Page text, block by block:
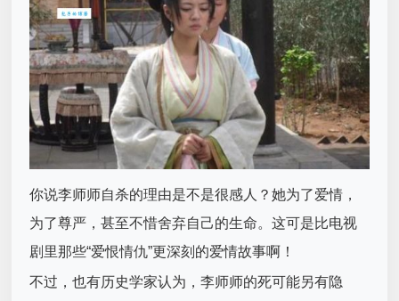
你说李师师自杀的理由是不是很感人？她为了爱情，
为了尊严，甚至不惜舍弃自己的生命。这可是比电视
剧里那些“爱恨情仇”更深刻的爱情故事啊！
不过，也有历史学家认为，李师师的死可能另有隐